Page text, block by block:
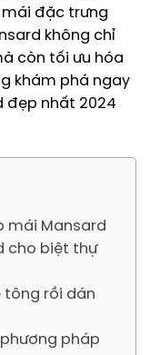
mái đặc trưng
không chỉ
còn tối ưu hóa
khám phá ngay
đẹp nhất 2024
mái Mansard
cho biệt thự
tông rồi dán
pháp